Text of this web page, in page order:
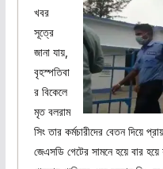
খবর
সূত্রে
জানা যায়,
বৃহস্পতিবা
র বিকেলে
মৃত বলরাম
সিং তার কর্মচারীদের বেতন দিয়ে
জেএসডি গেটের সামনে হয়ে বার